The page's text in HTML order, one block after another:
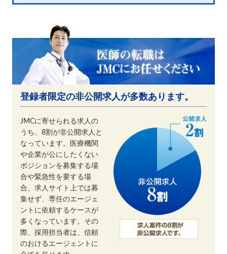
登録者限定の非公開求人が多数あります。
JMCに寄せられる求人の
うち、8割が非公開求人と
なっています。医療機関
や企業が公にしたくない
ポジションを募集する場
合や緊急性を要する場
合、求人サイト上では募
集せず、専任のエージェ
ントに依頼するケースが
多くなっています。その
際、採用担当者は、信頼
のおけるエージェントに